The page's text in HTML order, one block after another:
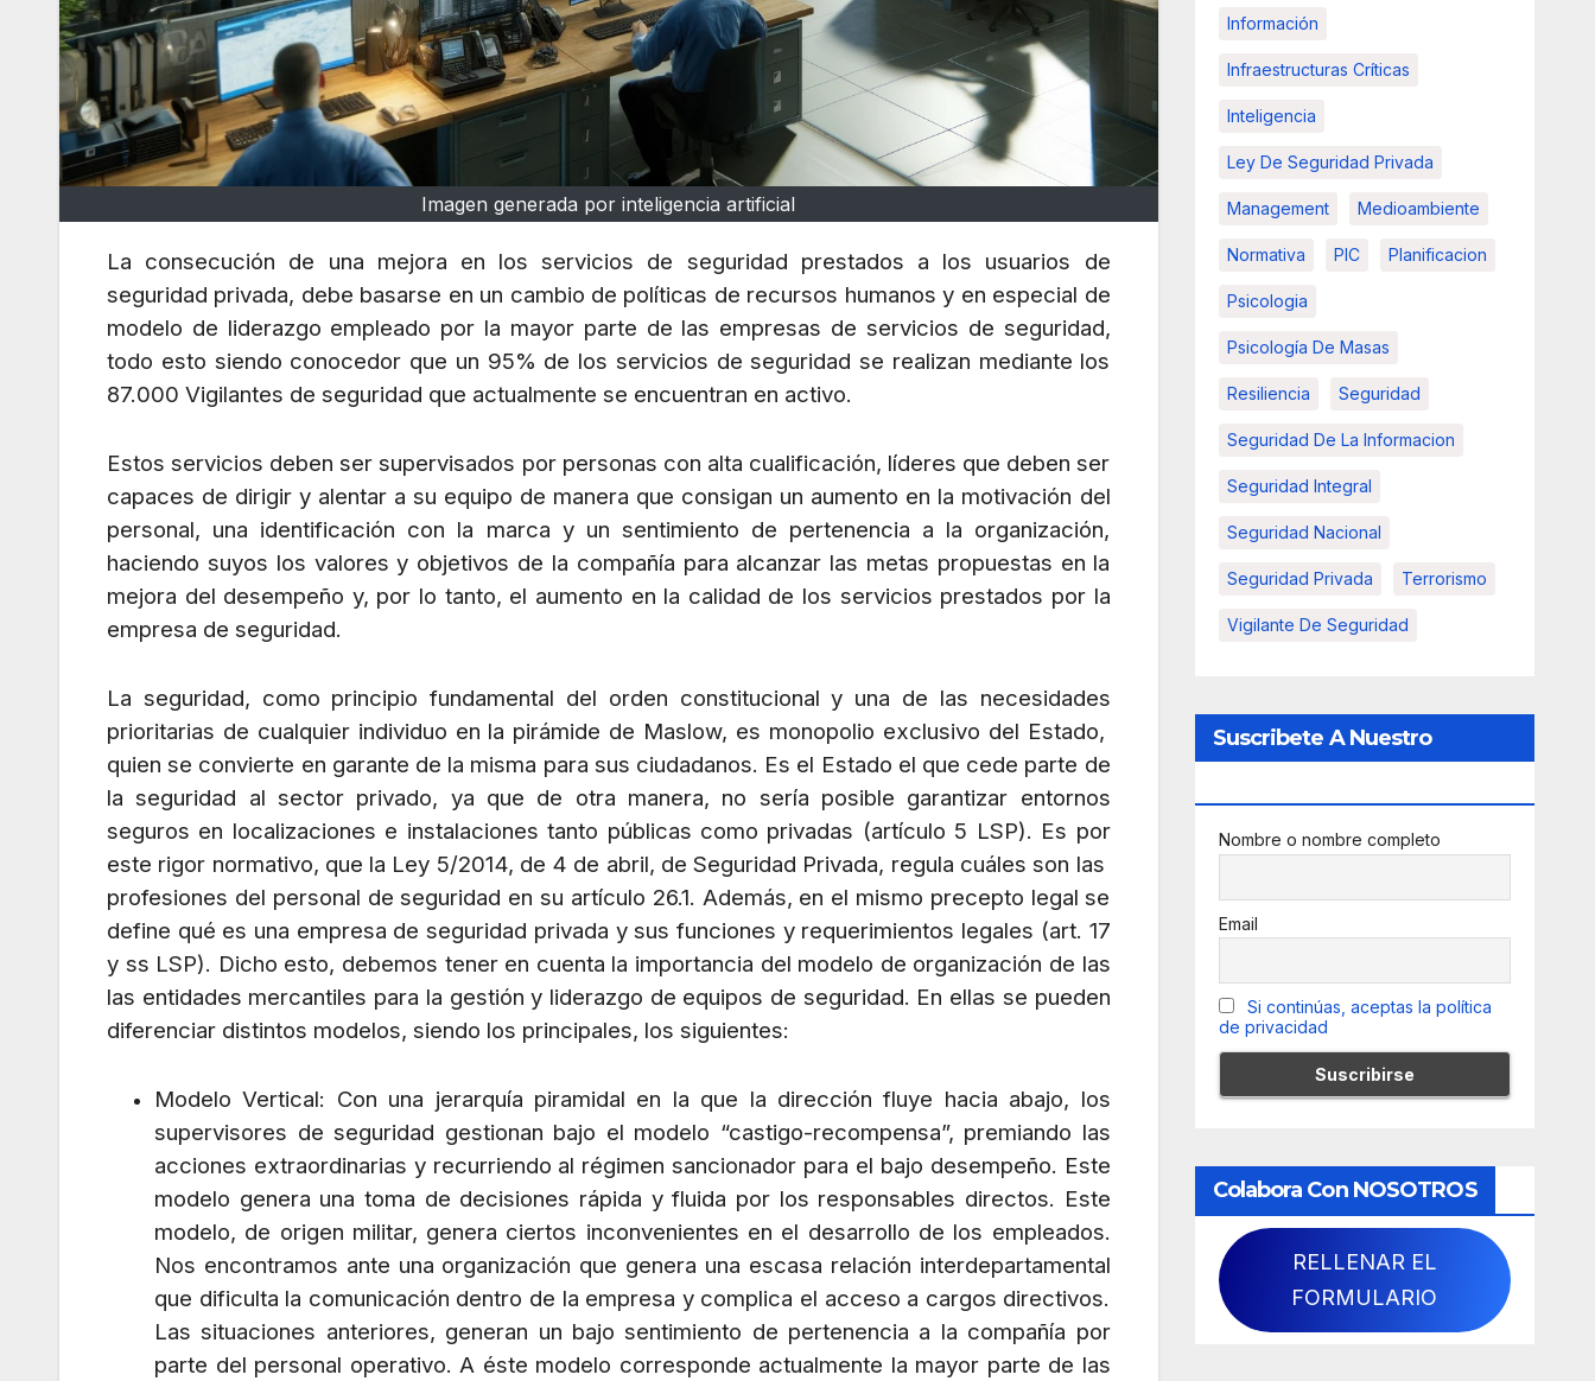
Imagen generada por inteligencia artificial
La consecución de una mejora en los servicios de seguridad prestados a los usuarios de
seguridad privada, debe basarse en un cambio de políticas de recursos humanos y en especial de
modelo de liderazgo empleado por la mayor parte de las empresas de servicios de seguridad,
todo esto siendo conocedor que un 95% de los servicios de seguridad se realizan mediante los
87.000 Vigilantes de seguridad que actualmente se encuentran en activo.
Estos servicios deben ser supervisados por personas con alta cualificación, líderes que deben ser
capaces de dirigir y alentar a su equipo de manera que consigan un aumento en la motivación del
personal, una identificación con la marca y un sentimiento de pertenencia a la organización,
haciendo suyos los valores y objetivos de la compañía para alcanzar las metas propuestas en la
mejora del desempeño y, por lo tanto, el aumento en la calidad de los servicios prestados por la
empresa de seguridad.
La seguridad, como principio fundamental del orden constitucional y una de las necesidades
prioritarias de cualquier individuo en la pirámide de Maslow, es monopolio exclusivo del Estado,
quien se convierte en garante de la misma para sus ciudadanos. Es el Estado el que cede parte de
la seguridad al sector privado, ya que de otra manera, no sería posible garantizar entornos
seguros en localizaciones e instalaciones tanto públicas como privadas (artículo 5 LSP). Es por
este rigor normativo, que la Ley 5/2014, de 4 de abril, de Seguridad Privada, regula cuáles son las
profesiones del personal de seguridad en su artículo 26.1. Además, en el mismo precepto legal se
define qué es una empresa de seguridad privada y sus funciones y requerimientos legales (art. 17
y ss LSP). Dicho esto, debemos tener en cuenta la importancia del modelo de organización de las
las entidades mercantiles para la gestión y liderazgo de equipos de seguridad. En ellas se pueden
diferenciar distintos modelos, siendo los principales, los siguientes:
Modelo Vertical: Con una jerarquía piramidal en la que la dirección fluye hacia abajo, los
supervisores de seguridad gestionan bajo el modelo “castigo-recompensa”, premiando las
acciones extraordinarias y recurriendo al régimen sancionador para el bajo desempeño. Este
modelo genera una toma de decisiones rápida y fluida por los responsables directos. Este
modelo, de origen militar, genera ciertos inconvenientes en el desarrollo de los empleados.
Nos encontramos ante una organización que genera una escasa relación interdepartamental
que dificulta la comunicación dentro de la empresa y complica el acceso a cargos directivos.
Las situaciones anteriores, generan un bajo sentimiento de pertenencia a la compañía por
parte del personal operativo. A éste modelo corresponde actualmente la mayor parte de las
Información
Infraestructuras Críticas
Inteligencia
Ley De Seguridad Privada
Management Medioambiente
Normativa PIC Planificacion
Psicologia
Psicología De Masas
Resiliencia Seguridad
Seguridad De La Informacion
Seguridad Integral
Seguridad Nacional
Seguridad Privada Terrorismo
Vigilante De Seguridad
Suscribete A Nuestro
Nombre o nombre completo
Email
Si continúas, aceptas la política
de privacidad
Colabora Con NOSOTROS
RELLENAR EL
FORMULARIO